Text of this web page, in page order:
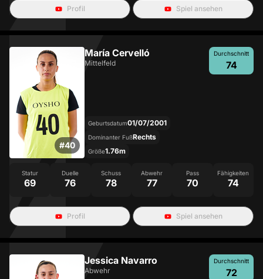
Profil Spiel ansehen
#40
María Cervelló
Mittelfeld
Durchschnitt
74
Geburtsdatum01/07/2001
Dominanter FußRechts
Größe1.76m
Statur
69
Duelle
76
Schuss
78
Abwehr
77
Pass
70
Fähigkeiten
74
Profil Spiel ansehen
Jessica Navarro
Abwehr
Durchschnitt
72